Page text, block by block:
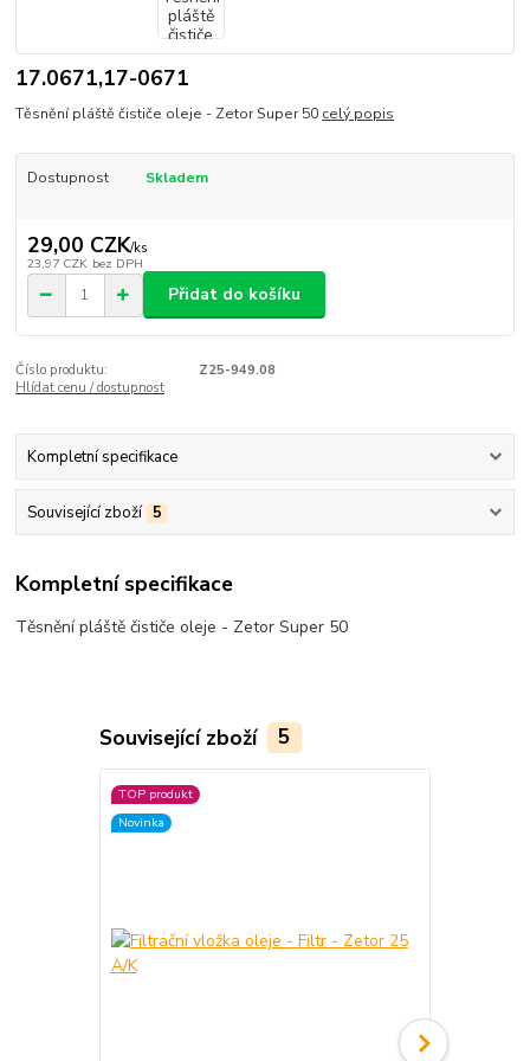
17.0671,17-0671
Těsnění pláště čističe oleje - Zetor Super 50 celý popis
Dostupnost Skladem
29,00 CZK/ks
23,97 CZK bez DPH
Přidat do košíku
Číslo produktu:
Z25-949.08
Hlídat cenu / dostupnost
Kompletní specifikace
Související zboží 5
Kompletní specifikace
Těsnění pláště čističe oleje - Zetor Super 50
Související zboží 5
TOP produkt
Novinka